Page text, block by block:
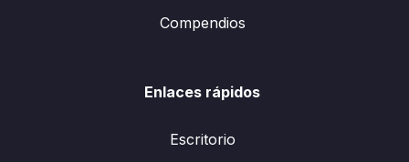
Compendios
Enlaces rápidos
Escritorio